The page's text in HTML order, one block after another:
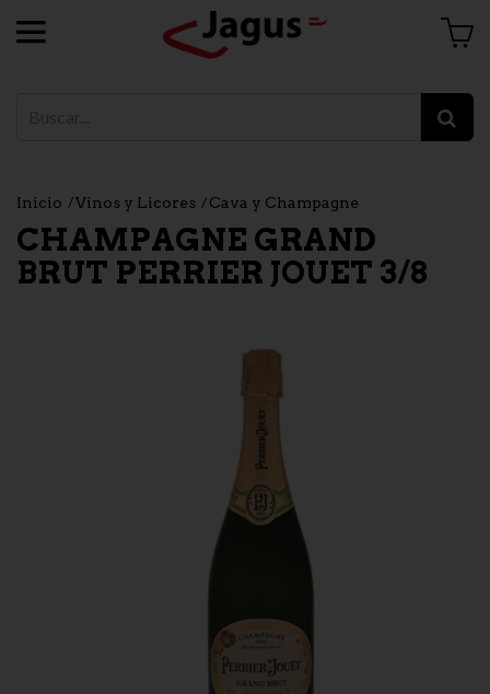
Inicio Vinos y Licores Cava y Champagne
CHAMPAGNE GRAND
BRUT PERRIER JOUET 3/8